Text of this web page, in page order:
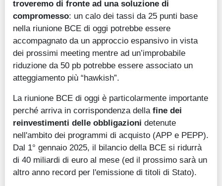
troveremo di fronte ad una soluzione di
compromesso: un calo dei tassi da 25 punti base
nella riunione BCE di oggi potrebbe essere
accompagnato da un approccio espansivo in vista
dei prossimi meeting mentre ad un’improbabile
riduzione da 50 pb potrebbe essere associato un
atteggiamento più “hawkish”.
La riunione BCE di oggi è particolarmente importante
perché arriva in corrispondenza della fine dei
reinvestimenti delle obbligazioni detenute
nell'ambito dei programmi di acquisto (APP e PEPP).
Dal 1° gennaio 2025, il bilancio della BCE si ridurrà
di 40 miliardi di euro al mese (ed il prossimo sarà un
altro anno record per l'emissione di titoli di Stato).